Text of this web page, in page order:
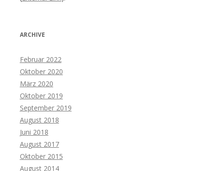
ARCHIVE
Februar 2022
Oktober 2020
März 2020
Oktober 2019
September 2019
August 2018
Juni 2018
August 2017
Oktober 2015
August 2014